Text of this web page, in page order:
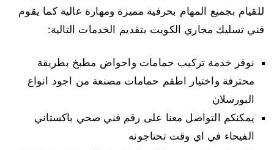
للقيام بجميع المهام بحرفية مميزة ومهارة عالية كما يقوم
فني تسليك مجاري الكويت بتقديم الخدمات التالية:
نوفر خدمة تركيب حمامات واحواض مطبخ بطريقة
محترفة واختيار اطقم حمامات مصنعة من اجود انواع
البورسلان
يمكنكم التواصل معنا على رقم فني صحي باكستاني
الفيحاء في اي وقت تحتاجونه